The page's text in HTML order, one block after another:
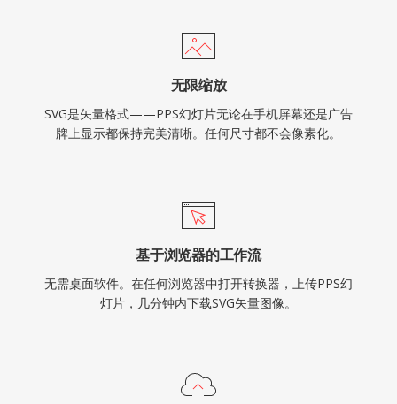
无限缩放
SVG是矢量格式——PPS幻灯片无论在手机屏幕还是广告
牌上显示都保持完美清晰。任何尺寸都不会像素化。
基于浏览器的工作流
无需桌面软件。在任何浏览器中打开转换器，上传PPS幻
灯片，几分钟内下载SVG矢量图像。